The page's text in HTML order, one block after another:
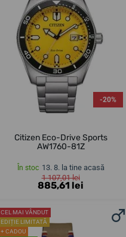
-20%
Citizen Eco-Drive Sports
AW1760-81Z
În stoc 13. 8. la tine acasă
1 107,01 lei
885,61 lei
CEL MAI VÂNDUT
EDIȚIE LIMITATĂ
+ CADOU